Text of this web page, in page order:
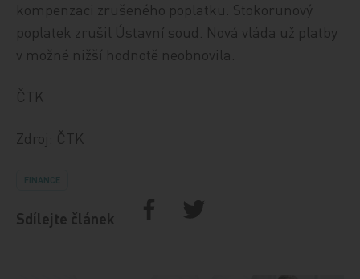
kompenzaci zrušeného poplatku. Stokorunový
poplatek zrušil Ústavní soud. Nová vláda už platby
v možné nižší hodnotě neobnovila.
ČTK
Zdroj: ČTK
FINANCE
Sdílejte článek